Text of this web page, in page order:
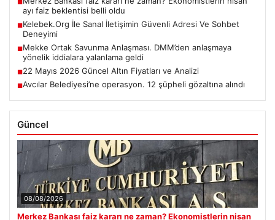
■
ayı faiz beklentisi belli oldu
■Kelebek.Org İle Sanal İletişimin Güvenli Adresi Ve Sohbet
Deneyimi
■Mekke Ortak Savunma Anlaşması. DMM’den anlaşmaya
yönelik iddialara yalanlama geldi
■22 Mayıs 2026 Güncel Altın Fiyatları ve Analizi
■Avcılar Belediyesi’ne operasyon. 12 şüpheli gözaltına alındı
Güncel
08/08/2026
Merkez Bankası faiz kararı ne zaman? Ekonomistlerin nisan